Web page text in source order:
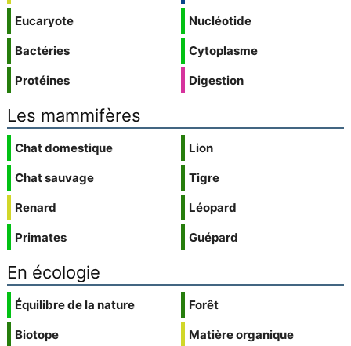
Eucaryote
Bactéries
Protéines
Nucléotide
Cytoplasme
Digestion
Les mammifères
Chat domestique
Chat sauvage
Renard
Primates
Lion
Tigre
Léopard
Guépard
En écologie
Équilibre de la nature
Biotope
Forêt
Matière organique